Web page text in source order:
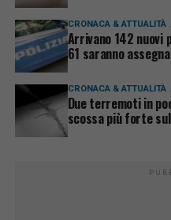
CRONACA & ATTUALITÀ
Arrivano 142 nuovi
61 saranno
CRONACA & ATTUALITÀ
Due terremoti in
scossa più forte